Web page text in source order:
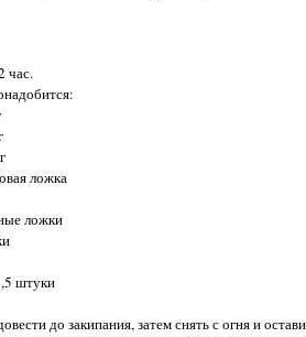
час.
ложка
ложки
штуки
до закипания, затем снять с огня и